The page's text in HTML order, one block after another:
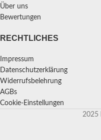
Über uns
Bewertungen
RECHTLICHES
Impressum
Datenschutzerklärung
Widerrufsbelehrung
AGBs
Cookie-Einstellungen
2025